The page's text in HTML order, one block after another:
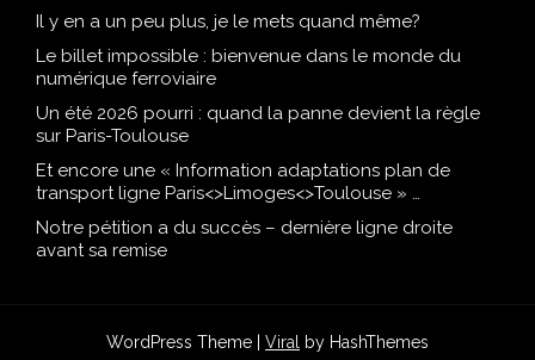
Il y en a un peu plus, je le mets quand même?
Le billet impossible : bienvenue dans le monde du
numérique ferroviaire
Un été 2026 pourri : quand la panne devient la règle
sur Paris-Toulouse
Et encore une « Information adaptations plan de
transport ligne Paris<>Limoges<>Toulouse » …
Notre pétition a du succès – dernière ligne droite
avant sa remise
WordPress Theme | Viral by HashThemes